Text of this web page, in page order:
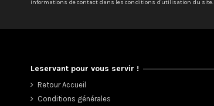
informations de contact dans les conditions d'utilisation du site.
Leservant pour vous servir !
Retour Accueil
Conditions générales